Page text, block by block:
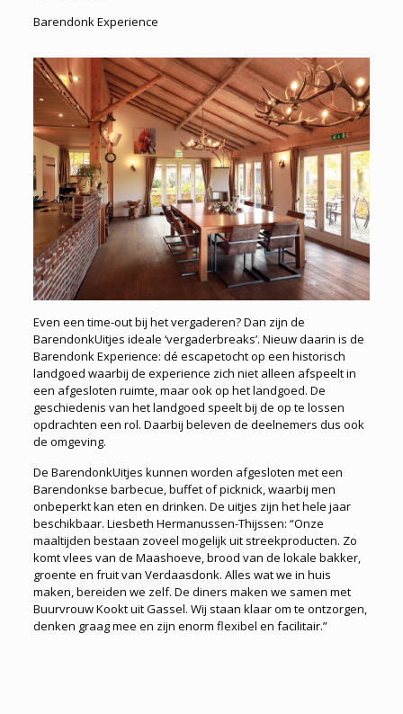
Barendonk Experience
Even een time-out bij het vergaderen? Dan zijn de
BarendonkUitjes ideale ‘vergaderbreaks’. Nieuw daarin is de
Barendonk Experience: dé escapetocht op een historisch
landgoed waarbij de experience zich niet alleen afspeelt in
een afgesloten ruimte, maar ook op het landgoed. De
geschiedenis van het landgoed speelt bij de op te lossen
opdrachten een rol. Daarbij beleven de deelnemers dus ook
de omgeving.
De BarendonkUitjes kunnen worden afgesloten met een
Barendonkse barbecue, buffet of picknick, waarbij men
onbeperkt kan eten en drinken. De uitjes zijn het hele jaar
beschikbaar. Liesbeth Hermanussen-Thijssen: “Onze
maaltijden bestaan zoveel mogelijk uit streekproducten. Zo
komt vlees van de Maashoeve, brood van de lokale bakker,
groente en fruit van Verdaasdonk. Alles wat we in huis
maken, bereiden we zelf. De diners maken we samen met
Buurvrouw Kookt uit Gassel. Wij staan klaar om te ontzorgen,
denken graag mee en zijn enorm flexibel en facilitair.”